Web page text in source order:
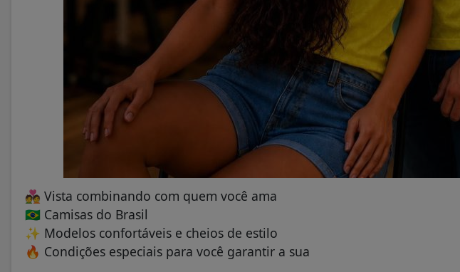
💑 Vista combinando com quem você ama
🇧🇷 Camisas do Brasil
✨ Modelos confortáveis e cheios de estilo
🔥 Condições especiais para você garantir a sua